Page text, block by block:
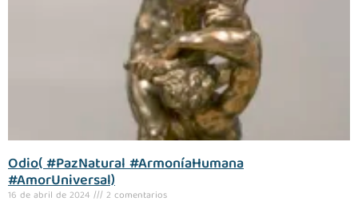
Odio( #PazNatural #ArmoníaHumana
#AmorUniversal)
16 de abril de 2024 2 comentarios